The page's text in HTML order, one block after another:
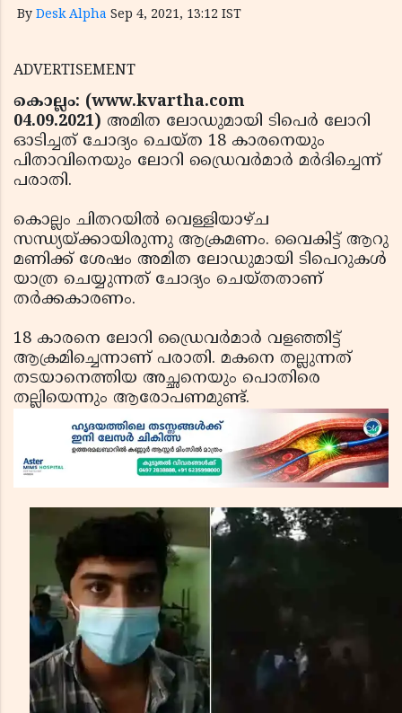
By Desk Alpha Sep 4, 2021, 13:12 IST
ADVERTISEMENT
കൊല്ലം: (www.kvartha.com
04.09.2021) അമിത ലോഡുമായി ടിപെർ ലോറി
ഓടിച്ചത് ചോദ്യം ചെയ്ത 18 കാരനെയും
പിതാവിനെയും ലോറി ഡ്രൈവർമാർ മർദിച്ചെന്ന്
പരാതി.
കൊല്ലം ചിതറയിൽ വെള്ളിയാഴ്ച
സന്ധ്യയ്ക്കായിരുന്നു ആക്രമണം. വൈകിട്ട് ആറു
മണിക്ക് ശേഷം അമിത ലോഡുമായി ടിപെറുകൾ
യാത്ര ചെയ്യുന്നത് ചോദ്യം ചെയ്തതാണ്
തർക്കകാരണം.
18 കാരനെ ലോറി ഡ്രൈവർമാർ വളഞ്ഞിട്ട്
ആക്രമിച്ചെന്നാണ് പരാതി. മകനെ തല്ലുന്നത്
തടയാനെത്തിയ അച്ഛനെയും പൊതിരെ
തല്ലിയെന്നും ആരോപണമുണ്ട്.